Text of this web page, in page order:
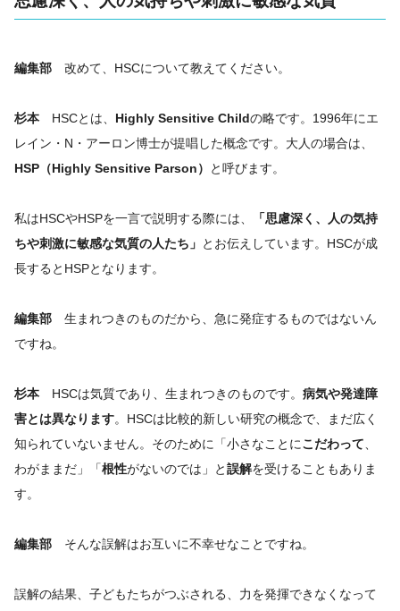
編集部 改めて、HSCについて教えてください。
杉本 HSCとは、 Highly Sensitive Childの略です。1996年にエ
レイン・N・アーロン博士が提唱した概念です。大人の場合は、
HSP（Highly Sensitive Parson）
と呼びます。
私はHSCやHSPを一言で説明する際には、
「思慮深く、人の気持
ちや刺激に敏感な気質の人たち」 とお伝えしています。HSCが成
長するとHSPとなります。
編集部 生まれつきのものだから、急に発症するものではないん
ですね。
杉本 HSCは気質であり、生まれつきのものです。 病気や発達障
害とは異なります。HSCは比較的新しい研究の概念で、まだ広く
知られていないません。そのために「小さなことにこだわって
わがままだ」「根性がないのでは」と誤解を受けることもありま
す。
編集部 そんな誤解はお互いに不幸せなことですね。
誤解の結果、子どもたちがつぶされる、力を発揮できなくなって